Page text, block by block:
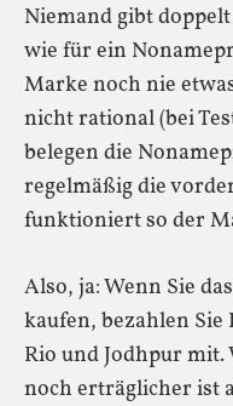
Niemand gibt
wie für ein
Marke noch nie
nicht rational (bei
belegen die
regelmäßig die
funktioniert so der
Also, ja: Wenn Sie
kaufen, bezahlen Sie
Rio und Jodhpur
noch erträglicher ist